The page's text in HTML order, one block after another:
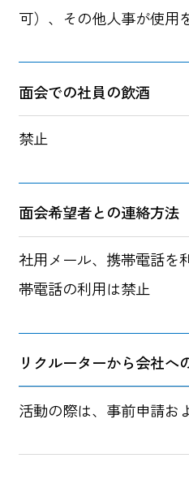
可）、その他人事が使用
面会での社員の飲酒
禁止
面会希望者との連絡方法
社用メール、携帯電話を
帯電話の利用は禁止
リクルーターから会社へ
活動の際は、事前申請お